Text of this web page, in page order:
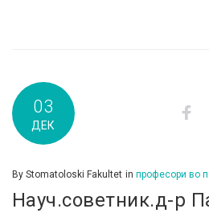
03
ДЕК
By Stomatoloski Fakultet in професори во
Науч.советник.д-р